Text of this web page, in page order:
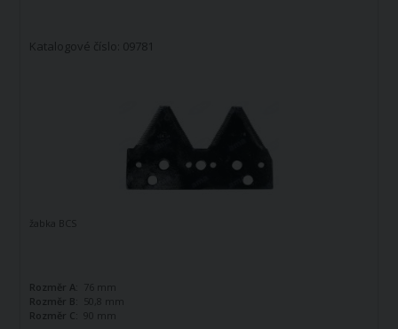
Katalogové číslo: 09781
žabka BCS
Rozměr A:
76 mm
Rozměr B:
50,8 mm
Rozměr C:
90 mm